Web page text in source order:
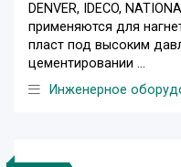
DENVER, IDECO,
применяются для
пласт под высоким
цементировании ...
Инженерное